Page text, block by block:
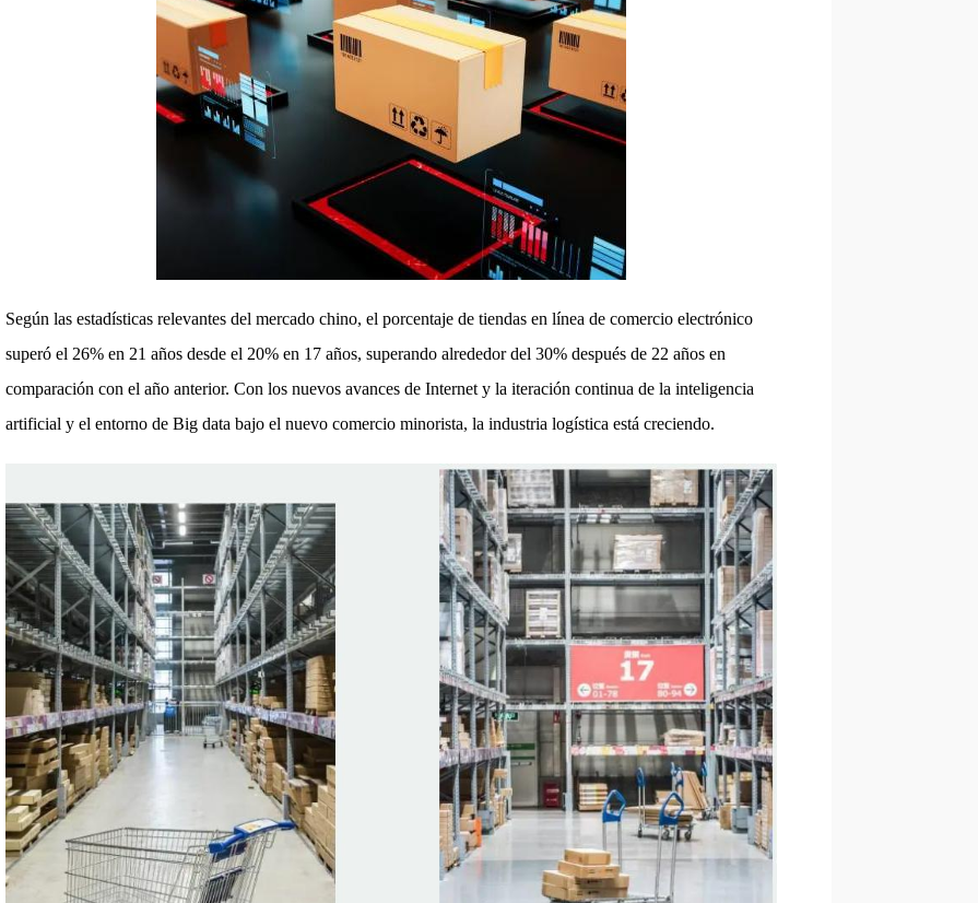
Según las estadísticas relevantes del mercado chino, el porcentaje de tiendas en línea de comercio electrónico
superó el 26% en 21 años desde el 20% en 17 años, superando alrededor del 30% después de 22 años en
comparación con el año anterior. Con los nuevos avances de Internet y la iteración continua de la inteligencia
artificial y el entorno de Big data bajo el nuevo comercio minorista, la industria logística está creciendo.